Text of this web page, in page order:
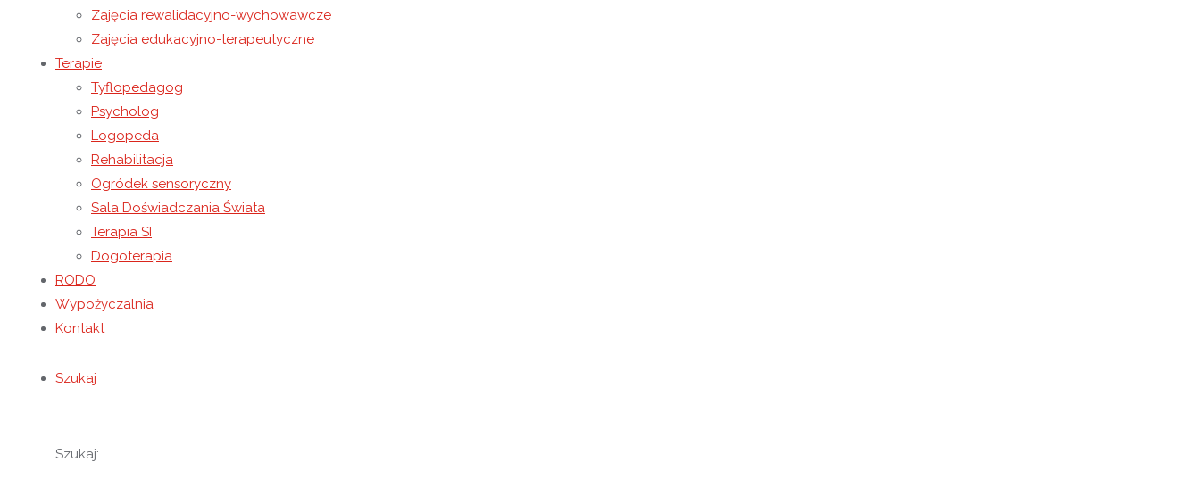
Zajęcia rewalidacyjno-wychowawcze
Zajęcia edukacyjno-terapeutyczne
Terapie
Tyflopedagog
Psycholog
Logopeda
Rehabilitacja
Ogródek sensoryczny
Sala Doświadczania Świata
Terapia SI
Dogoterapia
RODO
Wypożyczalnia
Kontakt
Szukaj
Szukaj: